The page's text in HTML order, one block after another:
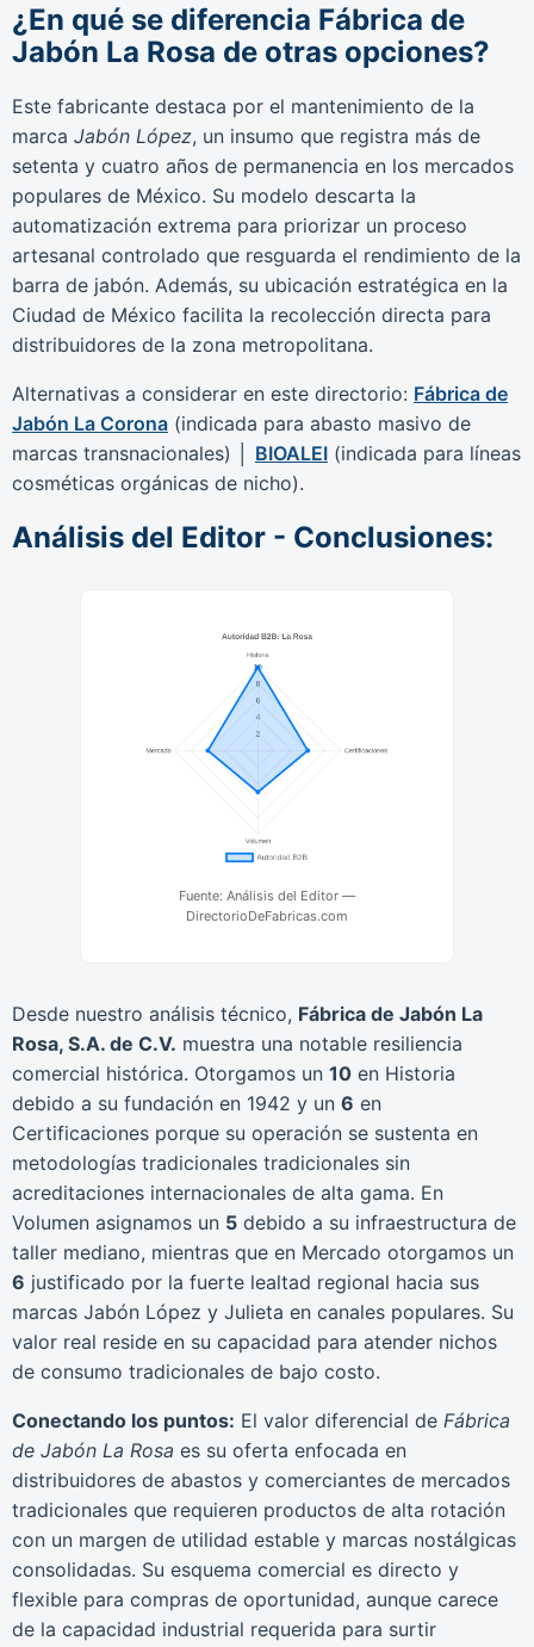
¿En qué se diferencia Fábrica de
Jabón La Rosa de otras opciones?
Este fabricante destaca por el mantenimiento de la
marca Jabón López, un insumo que registra más de
setenta y cuatro años de permanencia en los mercados
populares de México. Su modelo descarta la
automatización extrema para priorizar un proceso
artesanal controlado que resguarda el rendimiento de la
barra de jabón. Además, su ubicación estratégica en la
Ciudad de México facilita la recolección directa para
distribuidores de la zona metropolitana.
Alternativas a considerar en este directorio: Fábrica de
Jabón La Corona (indicada para abasto masivo de
marcas transnacionales) │ BIOALEI (indicada para líneas
cosméticas orgánicas de nicho).
Análisis del Editor - Conclusiones:
Fuente: Análisis del Editor —
DirectorioDeFabricas.com
Desde nuestro análisis técnico, Fábrica de Jabón La
Rosa, S.A. de C.V. muestra una notable resiliencia
comercial histórica. Otorgamos un 10 en Historia
debido a su fundación en 1942 y un 6 en
Certificaciones porque su operación se sustenta en
metodologías tradicionales tradicionales sin
acreditaciones internacionales de alta gama. En
Volumen asignamos un 5 debido a su infraestructura de
taller mediano, mientras que en Mercado otorgamos un
6 justificado por la fuerte lealtad regional hacia sus
marcas Jabón López y Julieta en canales populares. Su
valor real reside en su capacidad para atender nichos
de consumo tradicionales de bajo costo.
Conectando los puntos: El valor diferencial de Fábrica
de Jabón La Rosa es su oferta enfocada en
distribuidores de abastos y comerciantes de mercados
tradicionales que requieren productos de alta rotación
con un margen de utilidad estable y marcas nostálgicas
consolidadas. Su esquema comercial es directo y
flexible para compras de oportunidad, aunque carece
de la capacidad industrial requerida para surtir